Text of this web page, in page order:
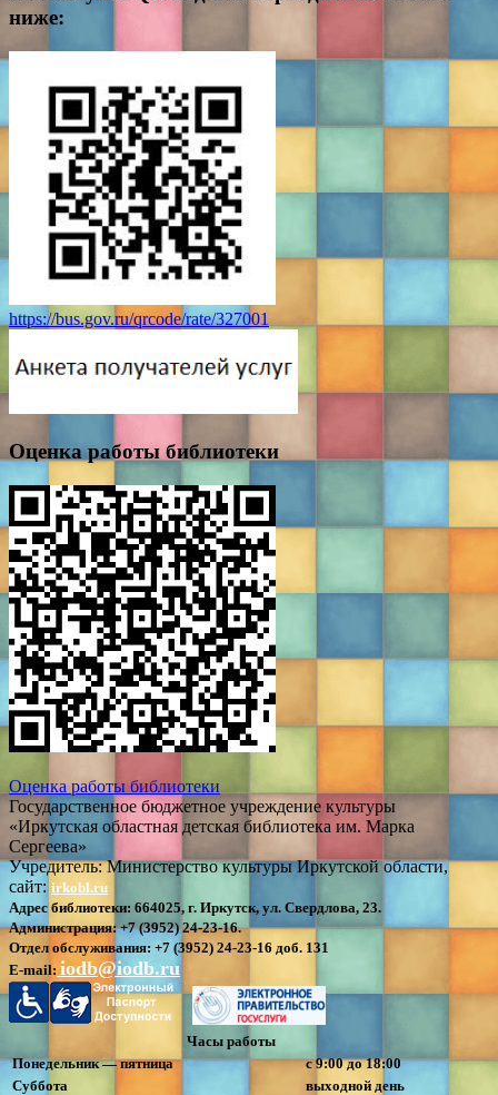
ниже:
https://bus.gov.ru/qrcode/rate/327001
Оценка работы библиотеки
Оценка работы библиотеки
Государственное бюджетное учреждение культуры
«Иркутская областная детская библиотека им. Марка
Сергеева»
Учредитель: Министерство культуры Иркутской области,
сайт: irkobl.ru
Адрес библиотеки: 664025, г. Иркутск, ул. Свердлова, 23.
Администрация:+7 (3952) 24-23-16.
Отдел обслуживания: +7 (3952) 24-23-16 доб. 131
E-mail: iodb@iodb.ru
Часы работы
Понедельник — пятница
с 9:00 до 18:00
Суббота
выходной день